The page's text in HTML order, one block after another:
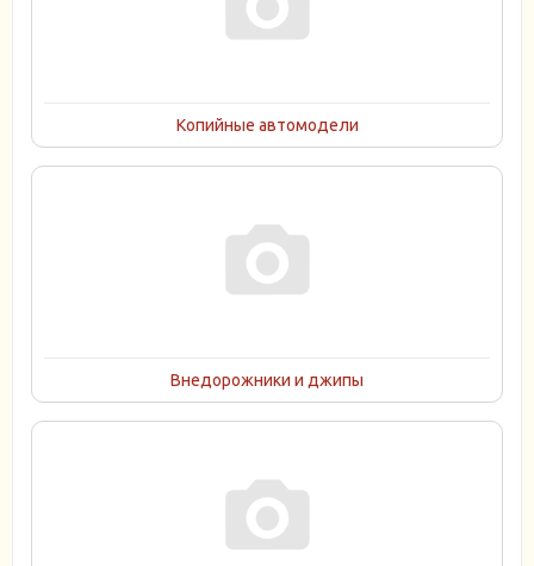
Копийные автомодели
Внедорожники и джипы